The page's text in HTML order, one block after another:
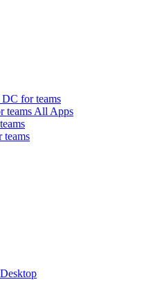
for teams
teams All Apps
teams